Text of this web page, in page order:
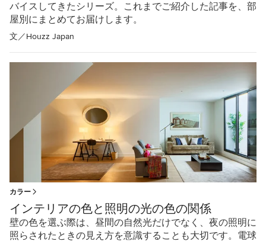
バイスしてきたシリーズ。これまでご紹介した記事を、部
屋別にまとめてお届けします。
文／Houzz Japan
カラー
インテリアの色と照明の光の色の関係
壁の色を選ぶ際は、昼間の自然光だけでなく、夜の照明に
照らされたときの見え方を意識することも大切です。電球